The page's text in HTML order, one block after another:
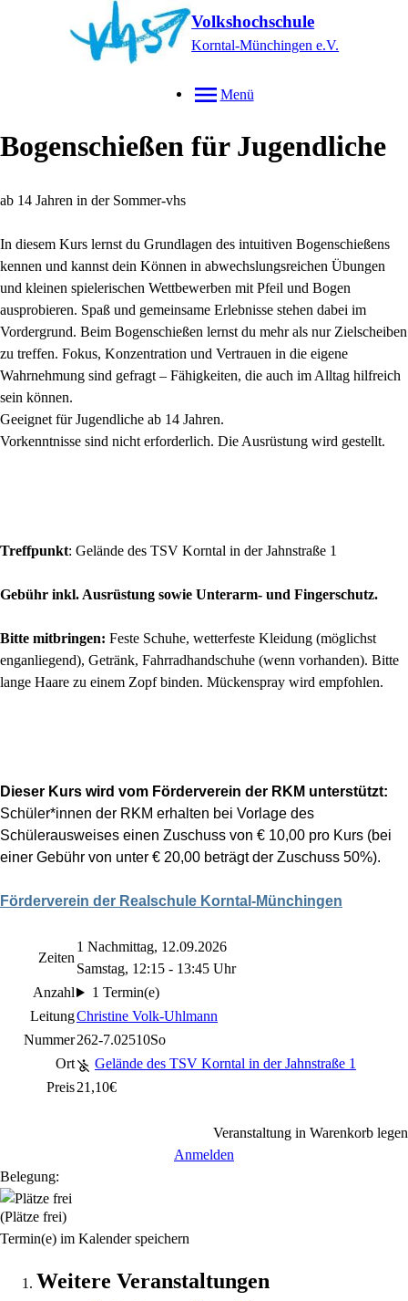
Volkshochschule
Korntal-Münchingen e.V.
Menü
Bogenschießen für Jugendliche
ab 14 Jahren in der Sommer-vhs
In diesem Kurs lernst du Grundlagen des intuitiven Bogenschießens
kennen und kannst dein Können in abwechslungsreichen Übungen
und kleinen spielerischen Wettbewerben mit Pfeil und Bogen
ausprobieren. Spaß und gemeinsame Erlebnisse stehen dabei im
Vordergrund. Beim Bogenschießen lernst du mehr als nur Zielscheiben
zu treffen. Fokus, Konzentration und Vertrauen in die eigene
Wahrnehmung sind gefragt – Fähigkeiten, die auch im Alltag hilfreich
sein können.
Geeignet für Jugendliche ab 14 Jahren.
Vorkenntnisse sind nicht erforderlich. Die Ausrüstung wird gestellt.
Treffpunkt: Gelände des TSV Korntal in der Jahnstraße 1
Gebühr inkl. Ausrüstung sowie Unterarm- und Fingerschutz.
Bitte mitbringen: Feste Schuhe, wetterfeste Kleidung (möglichst
enganliegend), Getränk, Fahrradhandschuhe (wenn vorhanden). Bitte
lange Haare zu einem Zopf binden. Mückenspray wird empfohlen.
Dieser Kurs wird vom Förderverein der RKM unterstützt:
Schüler*innen der RKM erhalten bei Vorlage des
Schülerausweises einen Zuschuss von € 10,00 pro Kurs (bei
einer Gebühr von unter € 20,00 beträgt der Zuschuss 50%).
Förderverein der Realschule Korntal-Münchingen
Zeiten
1 Nachmittag, 12.09.2026
Samstag, 12:15 - 13:45 Uhr
Anzahl
1 Termin(e)
LeitungChristine Volk-Uhlmann
Nummer262-7.02510So
Ort
Gelände des TSV Korntal in der Jahnstraße 1
Preis21,10€
Veranstaltung in Warenkorb legen
Anmelden
Belegung:
(Plätze frei)
Termin(e) im Kalender speichern
Weitere Veranstaltungen